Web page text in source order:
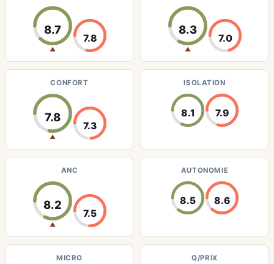
8.7
▲
7.8
8.3
▲
7.0
CONFORT
7.8
▲
7.3
ISOLATION
8.1 7.9
ANC
8.2
▲
7.5
AUTONOMIE
8.5 8.6
MICRO Q/PRIX